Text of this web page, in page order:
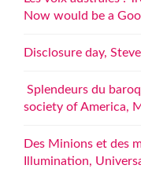
Now would be a
Disclosure day,
Splendeurs du
society of America,
Des Minions et des
Illumination,